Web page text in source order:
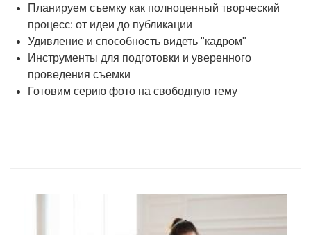
Планируем съемку как полноценный творческий
процесс: от идеи до публикации
Удивление и способность видеть "кадром"
Инструменты для подготовки и уверенного
проведения съемки
Готовим серию фото на свободную тему